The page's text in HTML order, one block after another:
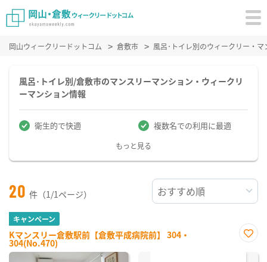
岡山ウィークリードットコム 倉敷市 風呂･トイレ別のウィークリー・
風呂･トイレ別/倉敷市のマンスリーマンション・ウィークリ
ーマンション情報
衛生的で快適 複数名での利用に最適
もっと見る
20 件（1/1ページ）
キャンペーン
Kマンスリー倉敷駅前【倉敷平成病院前】 304・
304(No.470)
に入